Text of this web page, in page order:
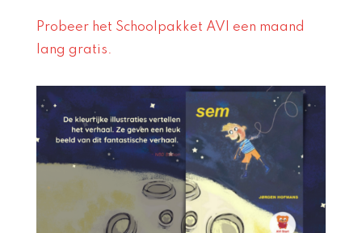
Probeer het Schoolpakket AVI een maand
lang gratis.